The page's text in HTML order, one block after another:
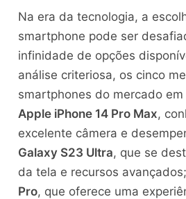
Na era da tecnologia, a
smartphone pode ser
infinidade de opções
análise criteriosa, os cinco
smartphones do mercado
Apple iPhone 14 Pro Max,
excelente câmera e
Galaxy S23 Ultra, que se
da tela e recursos
Pro, que oferece uma